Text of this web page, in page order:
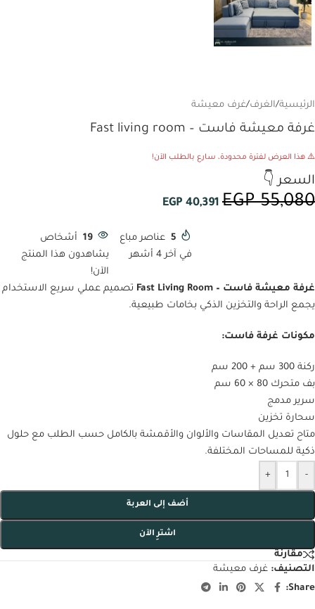
الرئيسية/الغرف/غرف معيشة
غرفة معيشة فاست – Fast living room
⚠️ هذا العرض لفترة محدودة، سارع بالطلب الآن!
السعر 👇
EGP55,080
EGP 40,391
5 عناصر مباع
في آخر 4 أشهر
19 أشخاص
يشاهدون هذا المنتج
الآن!
غرفة معيشة فاست – Fast Living Room
تصميم عملي سريع الاستخدام
يجمع الراحة والتخزين الذكي بخامات طبيعية.
مكونات غرفة فاست:
ركنة 300 سم + 200 سم
بف متحرك 80 × 60 سم
سرير مدمج
سحارة تخزين
متاح تعديل المقاسات والألوان والأقمشة بالكامل حسب الطلب مع حلول
ذكية للمساحات المختلفة.
-
+
أضف إلى العربة
اشترِ الآن
مقارنة
التصنيف: غرف معيشة
Share: